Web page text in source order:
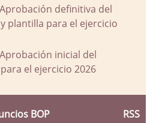
definitiva del
plantilla para el ejercicio
inicial del
el ejercicio 2026
BOP RSS